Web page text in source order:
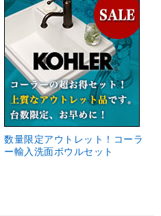
数量限定アウトレット！コーラ
ー輸入洗面ボウルセット